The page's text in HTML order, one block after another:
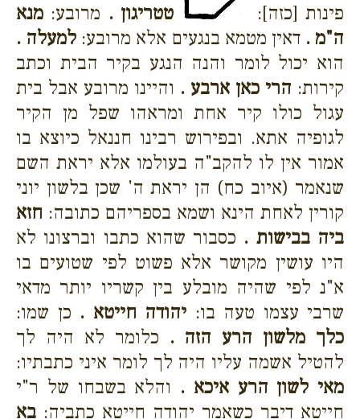
פינות [כזה]: טטריגון . מרובע: מנא
ה"מ . דאין מטמא בנגעים אלא מרובע: למעלה .
הוא יכול לומר והנה הנגע בקיר הבית וכתב
קירות: הרי כאן ארבע . והיינו מרובע אבל בית
עגול כולו קיר אחת ומראהו שפל מן הקיר
לגופיה אתא. ובפירוש רבינו חננאל כיוצא בו
אמור אין לו להקב"ה בעולמו אלא יראת השם
שנאמר (איוב כח) הן יראת ה' שכן בלשון יוני
קורין לאחת הינא ושמא בספריהם כתובה: חזא
ביה בבישות . כסבור שהוא כתבו וברצונו לא
היו עושין מקושר אלא פשוט לפי שטועים בו
א"נ לפי שהיה מובלע בין קשריו יותר מדאי
שרבי עצמו טעה בו: יהודה חייטא . כן שמו:
כלך מלשון הרע הזה . כלומר לא היה לך
להטיל אשמה עליו היה לך לומר איני כתבתיו:
מאי לשון הרע איכא . והלא בשבחו של ר"י
חייטא דיבר כשאמר יהודה חייטא כתביה: בא